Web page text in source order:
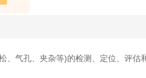
气孔、夹杂等)的检测、定位、评估